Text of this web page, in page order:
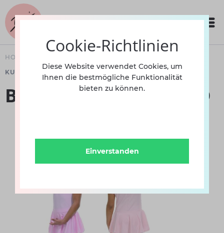
HOME
KURZARM
Ballettkleid DP8001 BD
Cookie-Richtlinien
Diese Website verwendet Cookies, um
Ihnen die bestmögliche Funktionalität
bieten zu können.
Einverstanden